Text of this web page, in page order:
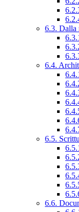
6.3. Dalla
6.4.
6.5.
6.6.